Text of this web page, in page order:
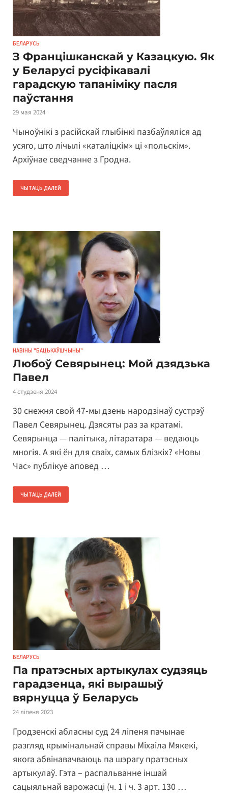
БЕЛАРУСЬ
З Францішканскай у Казацкую. Як
у Беларусі русіфікавалі
гарадскую тапаніміку пасля
паўстання
29 мая 2024
Чыноўнікі з расійскай глыбінкі пазбаўляліся ад
усяго, што лічылі «каталіцкім» ці «польскім».
Архіўнае сведчанне з Гродна.
ЧЫТАЦЬ ДАЛЕЙ
НАВІНЫ "БАЦЬКАЎШЧЫНЫ"
Любоў Севярынец: Мой дзядзька
Павел
4 студзеня 2024
30 снежня свой 47-мы дзень народзінаў сустрэў
Павел Севярынец. Дзясяты раз за кратамі.
Севярынца — палітыка, літаратара — ведаюць
многія. А які ён для сваіх, самых блізкіх? «Новы
Час» публікуе аповед …
ЧЫТАЦЬ ДАЛЕЙ
БЕЛАРУСЬ
Па пратэсных артыкулах судзяць
гарадзенца, які вырашыў
вярнуцца ў Беларусь
24 ліпеня 2023
Гродзенскі абласны суд 24 ліпеня пачынае
разгляд крымінальнай справы Міхаіла Мякекі,
якога абвінавачваюць па шэрагу пратэсных
артыкулаў. Гэта – распальванне іншай
сацыяльнай варожасці (ч. 1 і ч. 3 арт. 130 …